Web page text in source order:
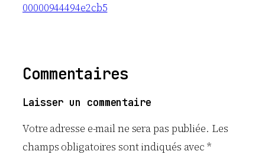
00000944494e2cb5
Commentaires
Laisser un commentaire
Votre adresse e-mail ne sera pas publiée. Les
champs obligatoires sont indiqués avec*